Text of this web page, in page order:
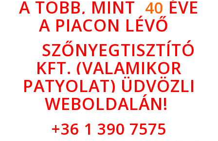
A TÖBB, MINT 40 ÉVE
A PIACON LÉVŐ
SZŐNYEGTISZTÍTÓ
KFT. (VALAMIKOR
PATYOLAT) ÜDVÖZLI
WEBOLDALÁN!
+36 1 390 7575